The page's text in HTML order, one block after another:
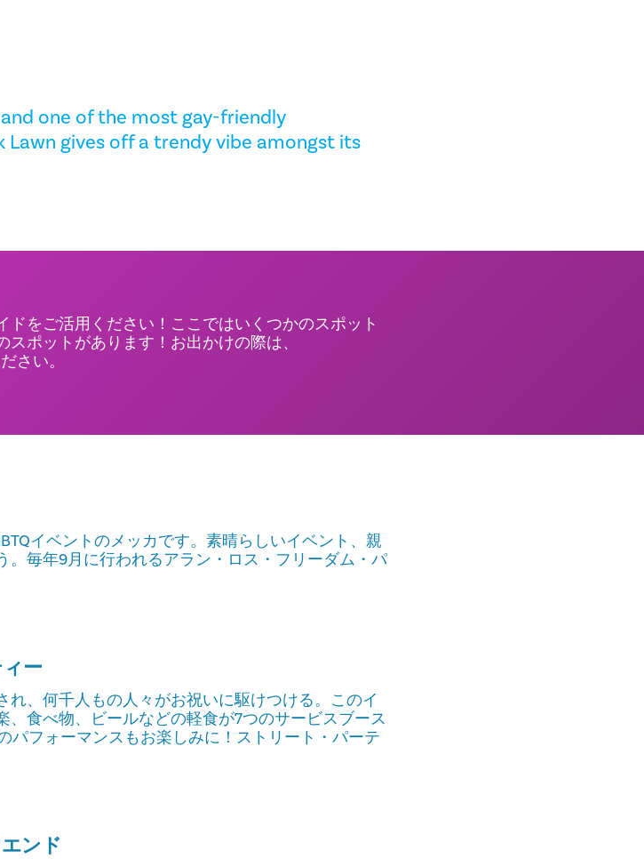
one of the most gay-friendly
Lawn gives off a trendy vibe amongst its
をご活用ください！ここではいくつかのスポット
ポットがあります！お出かけの際は、
さい。
イベントのメッカです。素晴らしいイベント、親
毎年9月に行われるアラン・ロス・フリーダム・パ
ー
れ、何千人もの人々がお祝いに駆けつける。このイ
食べ物、ビールなどの軽食が7つのサービスブース
パフォーマンスもお楽しみに！ストリート・パーテ
ンド